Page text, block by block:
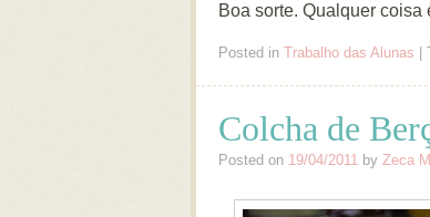
Boa sorte. Qualquer coisa
Posted in Trabalho das Alunas
Colcha de
Posted on 19/04/2011 by Zeca